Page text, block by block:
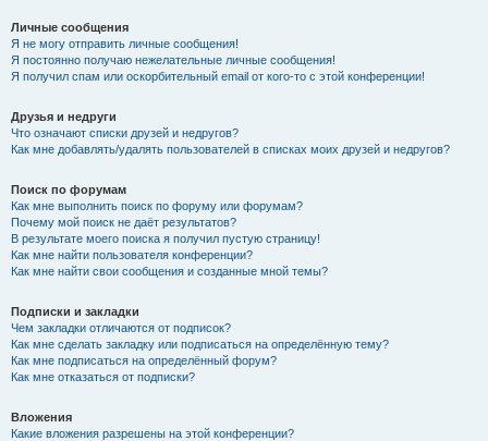
Личные сообщения
Я не могу отправить личные сообщения!
Я постоянно получаю нежелательные личные сообщения!
Я получил спам или оскорбительный email от кого-то с этой конференции!
Друзья и недруги
Что означают списки друзей и недругов?
Как мне добавлять/удалять пользователей в списках моих друзей и недругов?
Поиск по форумам
Как мне выполнить поиск по форуму или форумам?
Почему мой поиск не даёт результатов?
В результате моего поиска я получил пустую страницу!
Как мне найти пользователя конференции?
Как мне найти свои сообщения и созданные мной темы?
Подписки и закладки
Чем закладки отличаются от подписок?
Как мне сделать закладку или подписаться на определённую тему?
Как мне подписаться на определённый форум?
Как мне отказаться от подписки?
Вложения
Какие вложения разрешены на этой конференции?